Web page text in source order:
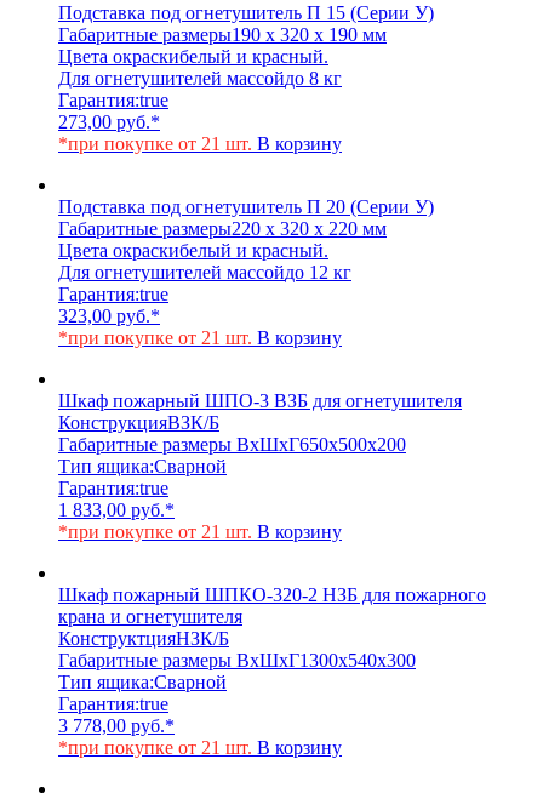
Подставка под огнетушитель П 15 (Серии У)
Габаритные размеры190 х 320 х 190 мм
Цвета окраскибелый и красный.
Для огнетушителей массойдо 8 кг
Гарантия:true
273,00 руб.*
*при покупке от 21 шт. В корзину
Подставка под огнетушитель П 20 (Серии У)
Габаритные размеры220 х 320 х 220 мм
Цвета окраскибелый и красный.
Для огнетушителей массойдо 12 кг
Гарантия:true
323,00 руб.*
*при покупке от 21 шт. В корзину
Шкаф пожарный ШПО-3 ВЗБ для огнетушителя
КонструкцияВЗК/Б
Габаритные размеры ВхШхГ650х500х200
Тип ящика:Сварной
Гарантия:true
1 833,00 руб.*
*при покупке от 21 шт. В корзину
Шкаф пожарный ШПКО-320-2 НЗБ для пожарного
крана и огнетушителя
КонструктцияНЗК/Б
Габаритные размеры ВхШхГ1300х540х300
Тип ящика:Сварной
Гарантия:true
3 778,00 руб.*
*при покупке от 21 шт. В корзину